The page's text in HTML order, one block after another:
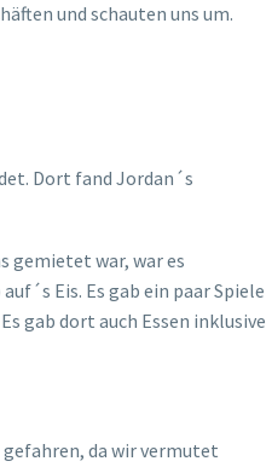
und schauten uns um.
Dort fand Jordan´s
gemietet war, war es
Eis. Es gab ein paar Spiele
gab dort auch Essen inklusive
gefahren, da wir vermutet